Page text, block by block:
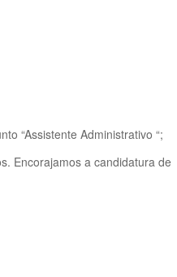
“Assistente Administrativo “;
Encorajamos a candidatura de